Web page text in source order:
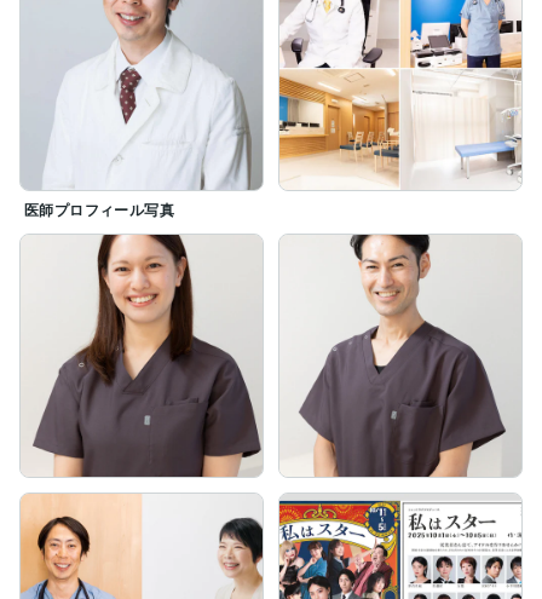
スタジオ代をかけずに安定感のあるスムーズな納品が可
能です。
お気軽にご連絡ください！
【撮影実績】
一般社団法人　江戸川北法人会
株式会社ベネッセコーポレーション
CUP シーユーピー株式会社
株式会社ボーコンセプト ジャパン
あまいろ呼吸器クリニック
アクア歯科クリニック
UUUM株式会社​
ギブクルー株式会社
ゴエンプロ合同会社
​他
■著名人
デヴィ夫人
江角マキコ
しなこ
山上兄弟
小南光司
他
敬称略
医師プロフィール写真